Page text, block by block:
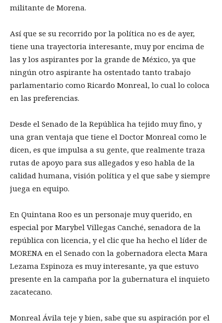
militante de Morena.
Así que se su recorrido por la política no es de ayer,
tiene una trayectoria interesante, muy por encima de
las y los aspirantes por la grande de México, ya que
ningún otro aspirante ha ostentado tanto trabajo
parlamentario como Ricardo Monreal, lo cual lo coloca
en las preferencias.
Desde el Senado de la República ha tejido muy fino, y
una gran ventaja que tiene el Doctor Monreal como le
dicen, es que impulsa a su gente, que realmente traza
rutas de apoyo para sus allegados y eso habla de la
calidad humana, visión política y el que sabe y siempre
juega en equipo.
En Quintana Roo es un personaje muy querido, en
especial por Marybel Villegas Canché, senadora de la
república con licencia, y el clic que ha hecho el líder de
MORENA en el Senado con la gobernadora electa Mara
Lezama Espinoza es muy interesante, ya que estuvo
presente en la campaña por la gubernatura el inquieto
zacatecano.
Monreal Ávila teje y bien, sabe que su aspiración por el